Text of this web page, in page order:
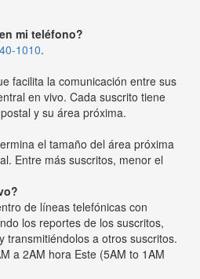
mi teléfono?
1010.
facilita la comunicación entre sus
en vivo. Cada suscrito tiene
y su área próxima.
el tamaño del área próxima
Entre más suscritos, menor el
de líneas telefónicas con
los reportes de los suscritos,
transmitiéndolos a otros suscritos.
a 2AM hora Este (5AM to 1AM